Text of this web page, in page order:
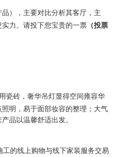
品），主要对比分析其客厅，主
实力。请投下您宝贵的一票 （投票
瓷砖，奢华吊灯显得空间雍容华
明，易于面部妆容的整理；大气
品以温馨舒适出发。
的线上购物与线下家装服务交易